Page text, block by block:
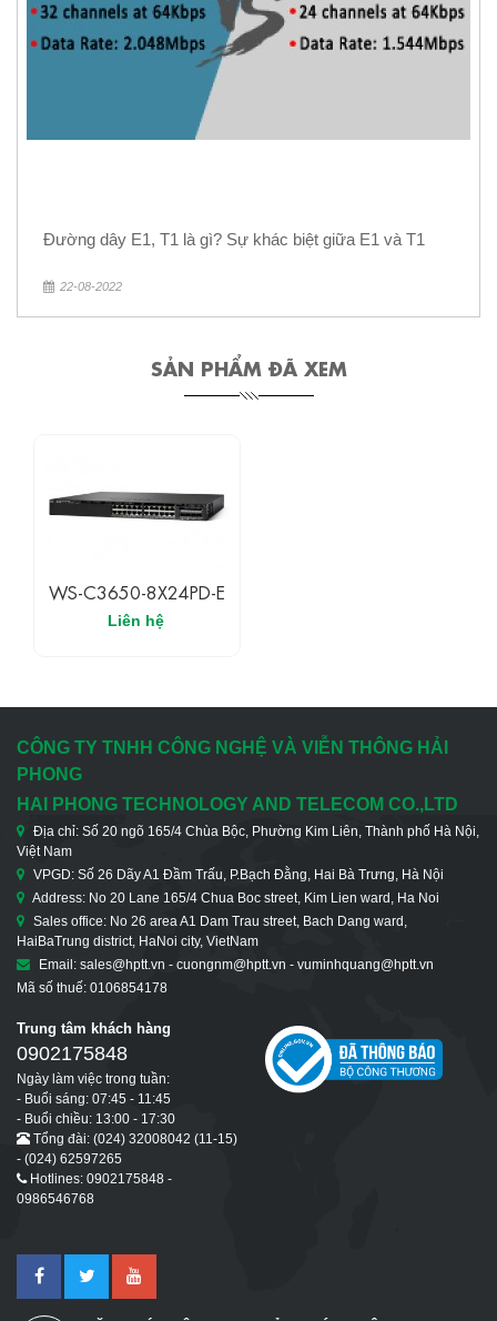
Đường dây E1, T1 là gì? Sự khác biệt giữa E1 và T1
22-08-2022
SẢN PHẨM ĐÃ XEM
WS-C3650-8X24PD-E
Liên hệ
CÔNG TY TNHH CÔNG NGHỆ VÀ VIỄN THÔNG HẢI
PHONG
HAI PHONG TECHNOLOGY AND TELECOM CO.,LTD
Địa chỉ: Số 20 ngõ 165/4 Chùa Bộc, Phường Kim Liên, Thành phố Hà Nội,
Việt Nam
VPGD: Số 26 Dãy A1 Đầm Trấu, P.Bạch Đằng, Hai Bà Trưng, Hà Nội
Address: No 20 Lane 165/4 Chua Boc street, Kim Lien ward, Ha Noi
Sales office: No 26 area A1 Dam Trau street, Bach Dang ward,
HaiBaTrung district, HaNoi city, VietNam
Email: sales@hptt.vn - cuongnm@hptt.vn - vuminhquang@hptt.vn
Mã số thuế: 0106854178
Trung tâm khách hàng
0902175848
Ngày làm việc trong tuần:
- Buổi sáng: 07:45 - 11:45
- Buổi chiều: 13:00 - 17:30
Tổng đài: (024) 32008042 (11-15)
- (024) 62597265
Hotlines: 0902175848 -
0986546768